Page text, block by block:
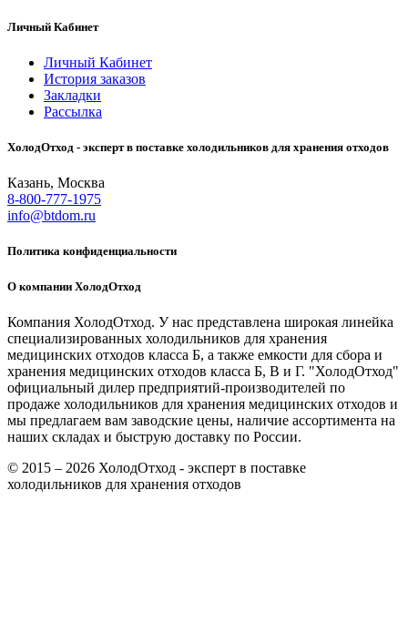
Личный Кабинет
Личный Кабинет
История заказов
Закладки
Рассылка
ХолодОтход - эксперт в поставке холодильников для хранения отходов
Казань, Москва
8-800-777-1975
info@btdom.ru
Политика конфиденциальности
О компании ХолодОтход
Компания ХолодОтход. У нас представлена широкая линейка
специализированных холодильников для хранения
медицинских отходов класса Б, а также емкости для сбора и
хранения медицинских отходов класса Б, В и Г. "ХолодОтход"
официальный дилер предприятий-производителей по
продаже холодильников для хранения медицинских отходов и
мы предлагаем вам заводские цены, наличие ассортимента на
наших складах и быструю доставку по России.
© 2015 – 2026 ХолодОтход - эксперт в поставке
холодильников для хранения отходов